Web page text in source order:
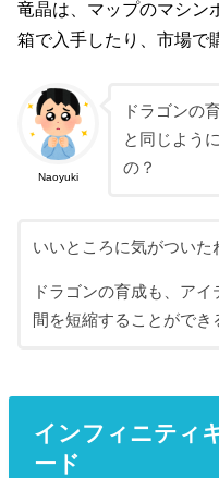
竜晶は、マップのマシン
箱で入手したり、市場で
Naoyuki
ドラゴンの
と同じよう
の？
いいところに気がついた
ドラゴンの育成も、ア
間を短縮することができ
インフィニティ
ード